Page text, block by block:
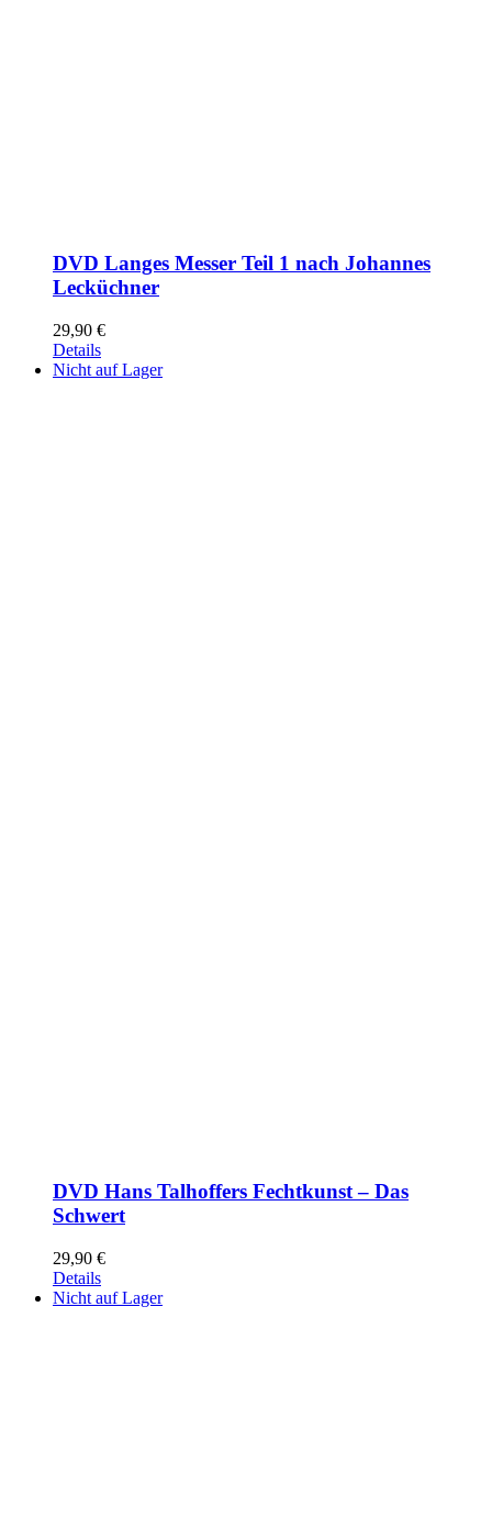
DVD Langes Messer Teil 1 nach Johannes
Lecküchner
29,90 €
Details
Nicht auf Lager
DVD Hans Talhoffers Fechtkunst – Das
Schwert
29,90 €
Details
Nicht auf Lager